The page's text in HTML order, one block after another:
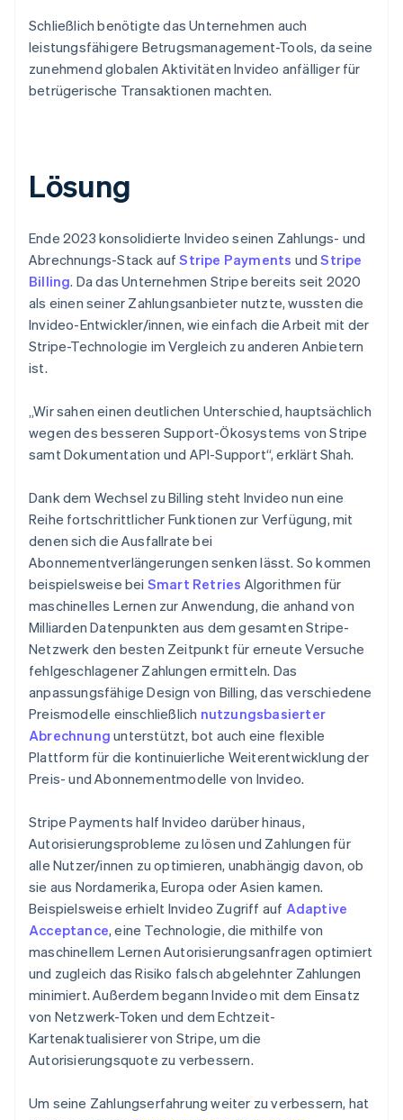
Schließlich benötigte das Unternehmen auch
leistungsfähigere Betrugsmanagement-Tools, da seine
zunehmend globalen Aktivitäten Invideo anfälliger für
betrügerische Transaktionen machten.
Lösung
Ende 2023 konsolidierte Invideo seinen Zahlungs- und
Abrechnungs-Stack aufStripe Payments undStripe
Billing. Da das Unternehmen Stripe bereits seit 2020
als einen seiner Zahlungsanbieter nutzte, wussten die
Invideo-Entwickler/innen, wie einfach die Arbeit mit der
Stripe-Technologie im Vergleich zu anderen Anbietern
ist.
„Wir sahen einen deutlichen Unterschied, hauptsächlich
wegen des besseren Support-Ökosystems von Stripe
samt Dokumentation und API-Support“, erklärt Shah.
Dank dem Wechsel zu Billing steht Invideo nun eine
Reihe fortschrittlicher Funktionen zur Verfügung, mit
denen sich die Ausfallrate bei
Abonnementverlängerungen senken lässt. So kommen
beispielsweise bei Smart Retries Algorithmen für
maschinelles Lernen zur Anwendung, die anhand von
Milliarden Datenpunkten aus dem gesamten Stripe-
Netzwerk den besten Zeitpunkt für erneute Versuche
fehlgeschlagener Zahlungen ermitteln. Das
anpassungsfähige Design von Billing, das verschiedene
Preismodelle einschließlich nutzungsbasierter
Abrechnung unterstützt, bot auch eine flexible
Plattform für die kontinuierliche Weiterentwicklung der
Preis- und Abonnementmodelle von Invideo.
Stripe Payments half Invideo darüber hinaus,
Autorisierungsprobleme zu lösen und Zahlungen für
alle Nutzer/innen zu optimieren, unabhängig davon, ob
sie aus Nordamerika, Europa oder Asien kamen.
Beispielsweise erhielt Invideo Zugriff auf Adaptive
Acceptance, eine Technologie, die mithilfe von
maschinellem Lernen Autorisierungsanfragen optimiert
und zugleich das Risiko falsch abgelehnter Zahlungen
minimiert. Außerdem begann Invideo mit dem Einsatz
von Netzwerk-Token und dem Echtzeit-
Kartenaktualisierer von Stripe, um die
Autorisierungsquote zu verbessern.
Um seine Zahlungserfahrung weiter zu verbessern, hat